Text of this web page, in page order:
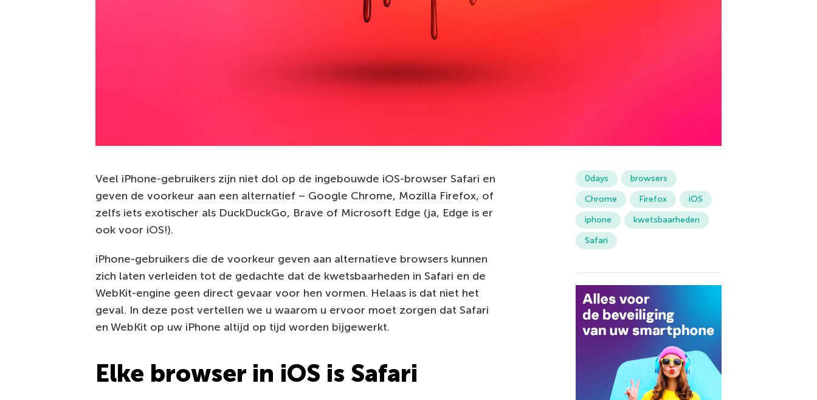
Veel iPhone-gebruikers zijn niet dol op de ingebouwde iOS-browser Safari en
geven de voorkeur aan een alternatief – Google Chrome, Mozilla Firefox, of
zelfs iets exotischer als DuckDuckGo, Brave of Microsoft Edge (ja, Edge is er
ook voor iOS!).
iPhone-gebruikers die de voorkeur geven aan alternatieve browsers kunnen
zich laten verleiden tot de gedachte dat de kwetsbaarheden in Safari en de
WebKit-engine geen direct gevaar voor hen vormen. Helaas is dat niet het
geval. In deze post vertellen we u waarom u ervoor moet zorgen dat Safari
en WebKit op uw iPhone altijd op tijd worden bijgewerkt.
Elke browser in iOS is Safari
0days
browsers
Chrome
Firefox
iOS
iphone
kwetsbaarheden
Safari